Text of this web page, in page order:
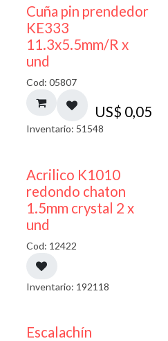
Cuña pin prendedor
KE333
11.3x5.5mm/R x
und
Cod: 05807
US$ 0,05
Inventario: 51548
50% DESCUENTO
Acrilico K1010
redondo chaton
1.5mm crystal 2 x
und
Cod: 12422
Inventario: 192118
Escalachín